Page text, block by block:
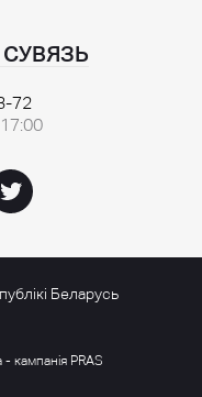
72
Беларусь
кампанія PRAS